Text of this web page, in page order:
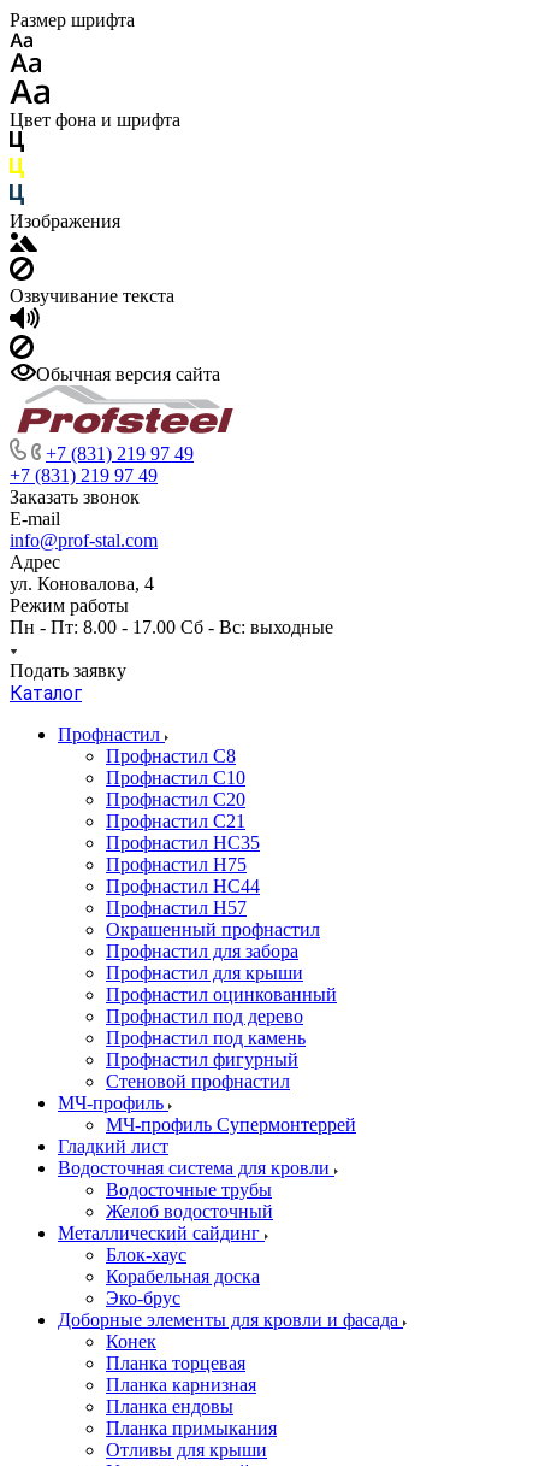
Размер шрифта
Цвет фона и шрифта
Изображения
Озвучивание текста
Обычная версия сайта
+7 (831) 219 97 49
+7 (831) 219 97 49
Заказать звонок
E-mail
info@prof-stal.com
Адрес
ул. Коновалова, 4
Режим работы
Пн - Пт: 8.00 - 17.00 Сб - Вс: выходные
Подать заявку
Каталог
Профнастил
Профнастил С8
Профнастил С10
Профнастил С20
Профнастил С21
Профнастил НС35
Профнастил Н75
Профнастил HC44
Профнастил Н57
Окрашенный профнастил
Профнастил для забора
Профнастил для крыши
Профнастил оцинкованный
Профнастил под дерево
Профнастил под камень
Профнастил фигурный
Стеновой профнастил
МЧ-профиль
МЧ-профиль Супермонтеррей
Гладкий лист
Водосточная система для кровли
Водосточные трубы
Желоб водосточный
Металлический сайдинг
Блок-хаус
Корабельная доска
Эко-брус
Доборные элементы для кровли и фасада
Конек
Планка торцевая
Планка карнизная
Планка ендовы
Планка примыкания
Отливы для крыши